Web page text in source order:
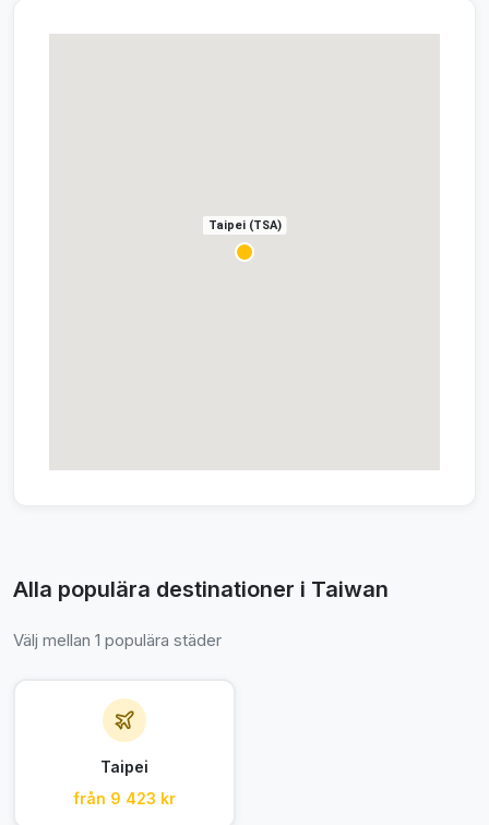
Taipei (TSA)
Alla populära destinationer i Taiwan
Välj mellan 1 populära städer
Taipei
från 9 423 kr